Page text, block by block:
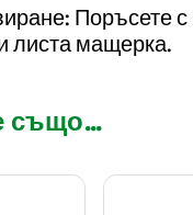
Поръсете с
листа мащерка.
също...